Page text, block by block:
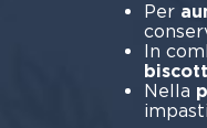
Per
In
Nella